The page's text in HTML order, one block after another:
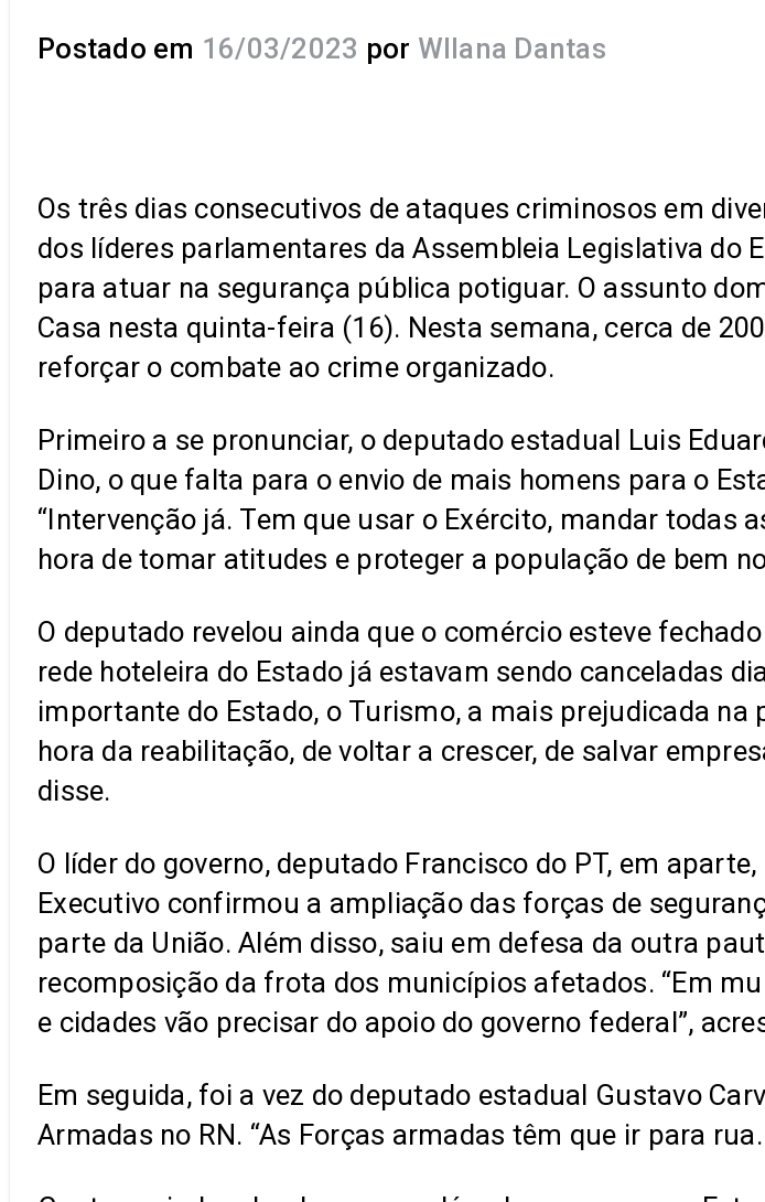
Postado em 16/03/2023 por Wllana Dantas
Os três dias consecutivos de ataques criminosos em
dos líderes parlamentares da Assembleia Legislativa do
para atuar na segurança pública potiguar. O assunto
Casa nesta quinta-feira (16). Nesta semana, cerca de
reforçar o combate ao crime organizado.
Primeiro a se pronunciar, o deputado estadual Luis
Dino, o que falta para o envio de mais homens para o
“Intervenção já. Tem que usar o Exército, mandar todas
hora de tomar atitudes e proteger a população de bem
O deputado revelou ainda que o comércio esteve
rede hoteleira do Estado já estavam sendo canceladas
importante do Estado, o Turismo, a mais prejudicada na
hora da reabilitação, de voltar a crescer, de salvar
disse.
O líder do governo, deputado Francisco do PT, em
Executivo confirmou a ampliação das forças de
parte da União. Além disso, saiu em defesa da outra
recomposição da frota dos municípios afetados. “Em
e cidades vão precisar do apoio do governo federal”,
Em seguida, foi a vez do deputado estadual Gustavo
Armadas no RN. “As Forças armadas têm que ir para